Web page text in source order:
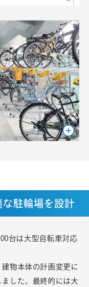
駐輪場を設計
台は大型自転車対応
物本体の計画変更に
した。最終的には大